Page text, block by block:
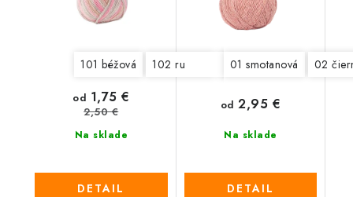
101 béžová 102 ružová 103 šedomodrá 104
Na sklade
od 1,75 €
2,50 €
DETAIL
01 smotanová 02
Na sklade
od 2,95 €
DETAIL